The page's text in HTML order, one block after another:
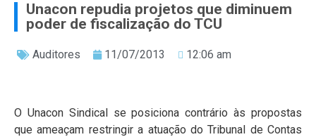
Unacon repudia projetos que diminuem
poder de fiscalização do TCU
Auditores 11/07/2013 12:06 am
O Unacon Sindical se posiciona contrário às propostas
que ameaçam restringir a atuação do Tribunal de Contas